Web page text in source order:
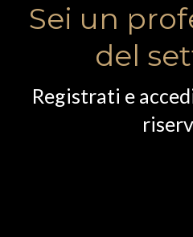
Sei un
del
Registrati e